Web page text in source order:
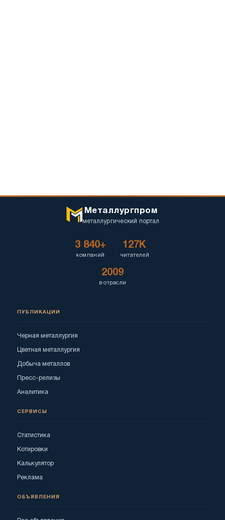
Металлургпром
металлургический портал
3 840+
компаний
127K
читателей
2009
в отрасли
ПУБЛИКАЦИИ
Черная металлургия
Цветная металлургия
Добыча металлов
Пресс-релизы
Аналитика
СЕРВИСЫ
Статистика
Котировки
Калькулятор
Реклама
ОБЪЯВЛЕНИЯ